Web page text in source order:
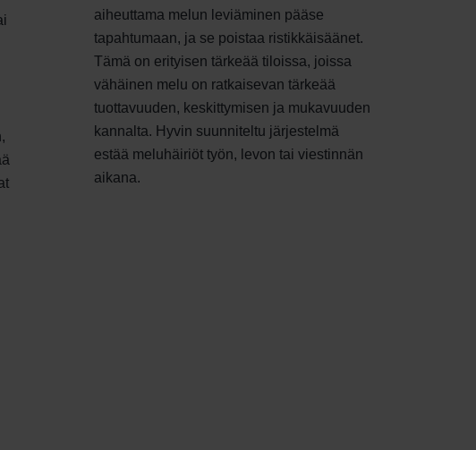
aiheuttama melun leviäminen pääse
tapahtumaan, ja se poistaa ristikkäisäänet.
Tämä on erityisen tärkeää tiloissa, joissa
vähäinen melu on ratkaisevan tärkeää
tuottavuuden, keskittymisen ja mukavuuden
kannalta. Hyvin suunniteltu järjestelmä
estää meluhäiriöt työn, levon tai viestinnän
aikana.